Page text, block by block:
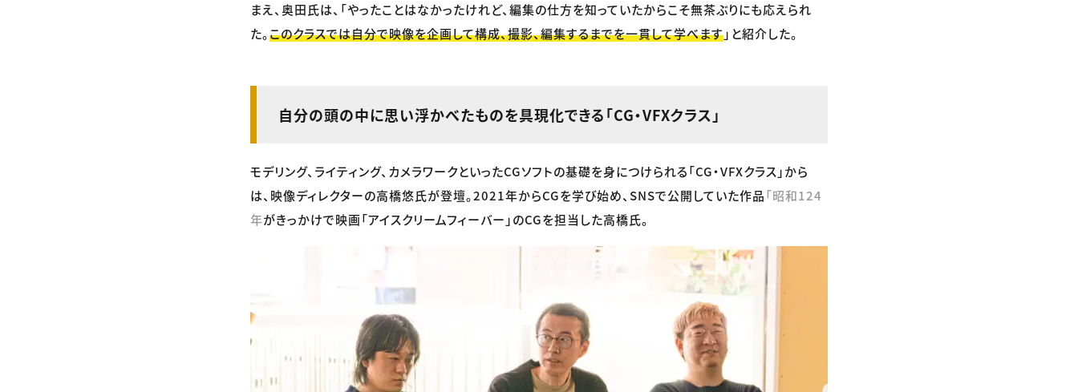
まえ、奥田氏は、「やったことはなかったけれど、編集の仕方を知っていたからこそ無茶ぶりにも応えられ
た。このクラスでは自分で映像を企画して構成、撮影、編集するまでを一貫して学べます」と紹介した。
自分の頭の中に思い浮かべたものを具現化できる「CG・VFXクラス」
モデリング、ライティング、カメラワークといったCGソフトの基礎を身につけられる「CG・VFXクラス」から
は、映像ディレクターの高橋悠氏が登壇。2021年からCGを学び始め、SNSで公開していた作品「昭和124
年がきっかけで映画「アイスクリームフィーバー」のCGを担当した高橋氏。